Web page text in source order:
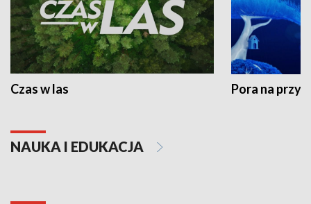
Czas w las Pora na
NAUKA I EDUKACJA